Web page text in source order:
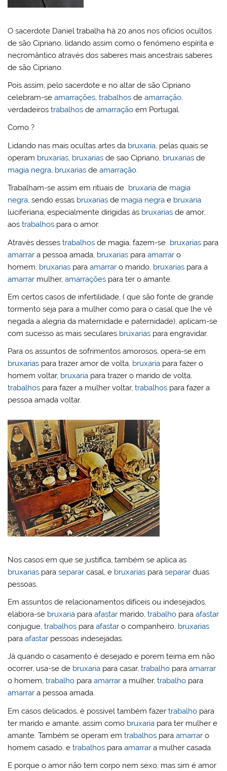
O sacerdote Daniel trabalha há 20 anos nos ofícios ocultos
de são Cipriano, lidando assim como o fenómeno espírita e
necromântico através dos saberes mais ancestrais saberes
de são Cipriano.
Pois assim, pelo sacerdote e no altar de são Cipriano
celebram-seamarrações,trabalhos deamarração,
verdadeirostrabalhos deamarração em Portugal.
Como ?
Lidando nas mais ocultas artes da bruxaria, pelas quais se
operam bruxarias, bruxarias de sao Cipriano, bruxarias de
magia negra, bruxarias deamarração.
Trabalham-se assim em rituais de bruxaria de magia
negra, sendo essas bruxarias de magia negra e bruxaria
luciferiana, especialmente dirigidas ás bruxarias de amor,
aostrabalhos para o amor.
Através dessestrabalhos de magia, fazem-se bruxarias para
amarrar a pessoa amada, bruxarias paraamarrar o
homem, bruxarias paraamarrar o marido, bruxarias para a
amarrar mulher,amarrações para ter o amante.
Em certos casos de infertilidade, ( que são fonte de grande
tormento seja para a mulher como para o casal que lhe vê
negada a alegria da maternidade e paternidade), aplicam-se
com sucesso as mais seculares bruxarias para engravidar.
Para os assuntos de sofrimentos amorosos, opera-se em
bruxarias para trazer amor de volta, bruxaria para fazer o
homem voltar, bruxaria para trazer o marido de volta,
trabalhos para fazer a mulher voltar,trabalhos para fazer a
pessoa amada voltar.
Nos casos em que se justifica, também se aplica as
bruxarias paraseparar casal, e bruxarias paraseparar duas
pessoas.
Em assuntos de relacionamentos difíceis ou indesejados,
elabora-se bruxaria paraafastar marido,trabalho paraafastar
conjugue,trabalhos paraafastar o companheiro, bruxarias
paraafastar pessoas indesejadas.
Já quando o casamento é desejado e porem teima em não
ocorrer, usa-se de bruxaria para casar,trabalho paraamarrar
o homem,trabalho paraamarrar a mulher,trabalho para
amarrar a pessoa amada.
Em casos delicados, é possivel também fazertrabalho para
ter marido e amante, assim como bruxaria para ter mulher e
amante. Também se operam emtrabalhos paraamarrar o
homem casado, etrabalhos paraamarrar a mulher casada.
E porque o amor não tem corpo nem sexo, mas sim é amor